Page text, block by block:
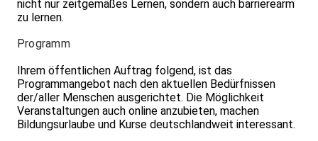
nicht nur zeitgemäßes Lernen, sondern auch barrierearm
zu lernen.
Programm
Ihrem öffentlichen Auftrag folgend, ist das
Programmangebot nach den aktuellen Bedürfnissen
der/aller Menschen ausgerichtet. Die Möglichkeit
Veranstaltungen auch online anzubieten, machen
Bildungsurlaube und Kurse deutschlandweit interessant.